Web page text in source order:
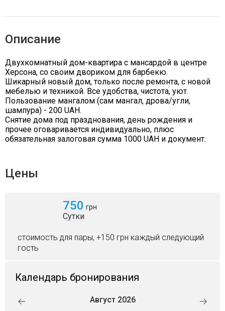
Описание
Двухкомнатный дом-квартира с мансардой в центре
Херсона, со своим двориком для барбекю.
Шикарный новый дом, только после ремонта, с новой
мебелью и техникой. Все удобства, чистота, уют.
Пользование мангалом (сам мангал, дрова/угли,
шампура) - 200 UAH.
Снятие дома под празднования, день рождения и
прочее оговаривается индивидуально, плюс
обязательная залоговая сумма 1000 UAH и документ.
Цены
750 грн
Сутки
стоимость для пары, +150 грн каждый следующий
гость
Календарь бронирования
Август 2026